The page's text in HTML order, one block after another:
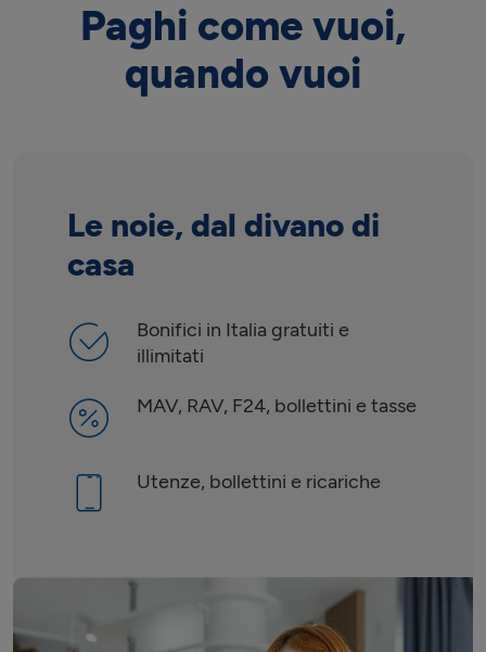
Paghi come vuoi,
quando vuoi
Le noie, dal divano di
casa
Bonifici in Italia gratuiti e
illimitati
MAV, RAV, F24, bollettini e tasse
Utenze, bollettini e ricariche